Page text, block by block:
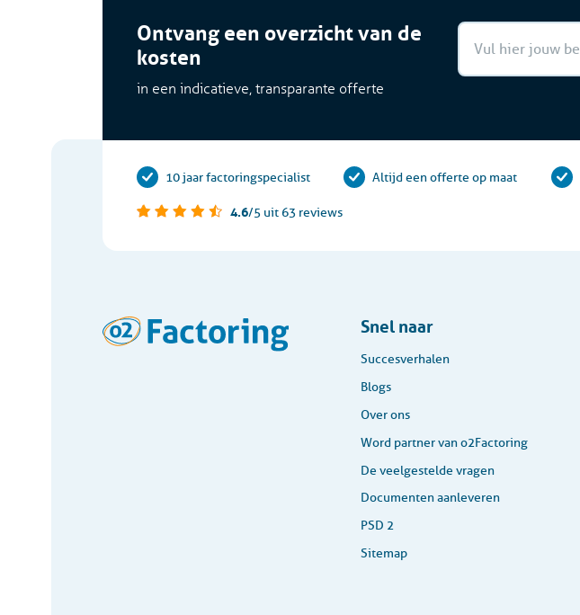
Ontvang een overzicht van de
kosten
in een indicatieve, transparante offerte
10 jaar factoringspecialist Altijd een offerte op maat
4.6/5 uit 63 reviews
Snel naar
Succesverhalen
Blogs
Over ons
Word partner van o2Factoring
De veelgestelde vragen
Documenten aanleveren
PSD 2
Sitemap